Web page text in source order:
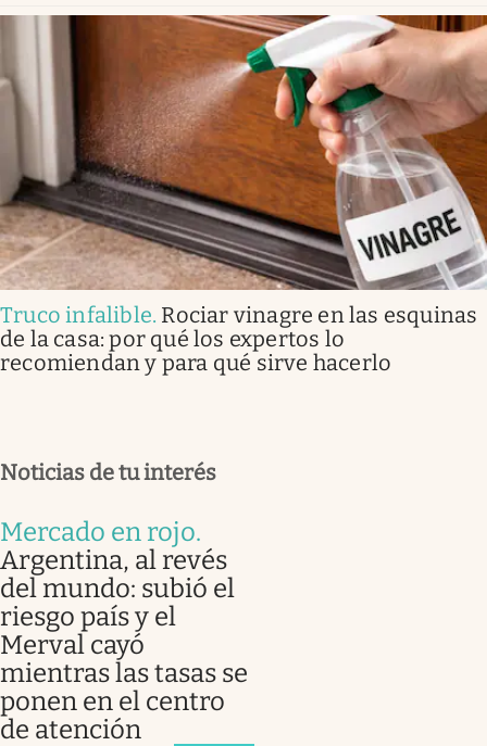
Truco infalible. Rociar vinagre en las esquinas
de la casa: por qué los expertos lo
recomiendan y para qué sirve hacerlo
Noticias de tu interés
Mercado en rojo.
Argentina, al revés
del mundo: subió el
riesgo país y el
Merval cayó
mientras las tasas se
ponen en el centro
de atención